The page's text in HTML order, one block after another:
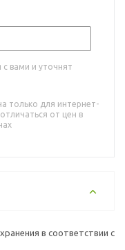
вами и уточнят
только для интернет-
от цен в
в соответствии с